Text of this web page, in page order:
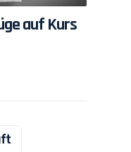
auf Kurs